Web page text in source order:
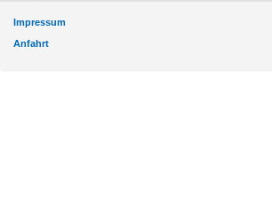
Impressum
Anfahrt